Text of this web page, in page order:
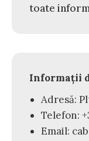
toate
Informații
Adresă:
Telefon:
Email: